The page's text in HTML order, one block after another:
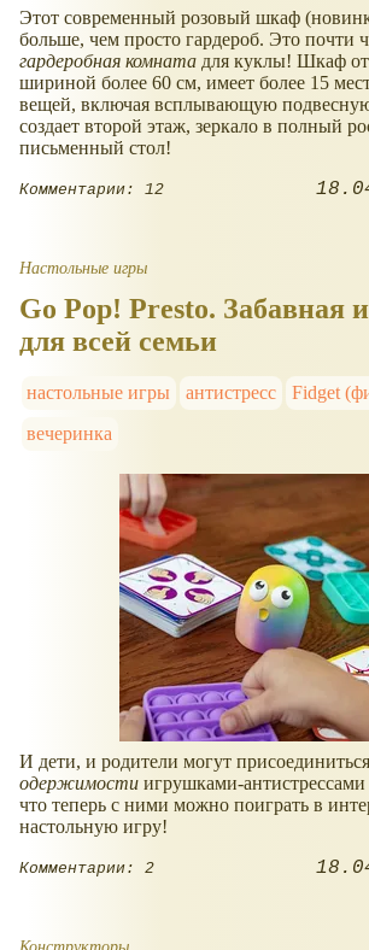
Этот современный розовый шкаф
больше, чем просто гардероб. Это почти
гардеробная комната для куклы! Шкаф
шириной более 60 см, имеет более 15
вещей, включая всплывающую подвесную
создает второй этаж, зеркало в полный
письменный стол!
Комментарии: 12
Настольные игры
Go Pop! Presto. Забавная
для всей семьи
настольные игры антистресс
Fidget
вечеринка
И дети, и родители могут
одержимости игрушками-
что теперь с ними можно поиграть в
настольную игру!
Комментарии: 2